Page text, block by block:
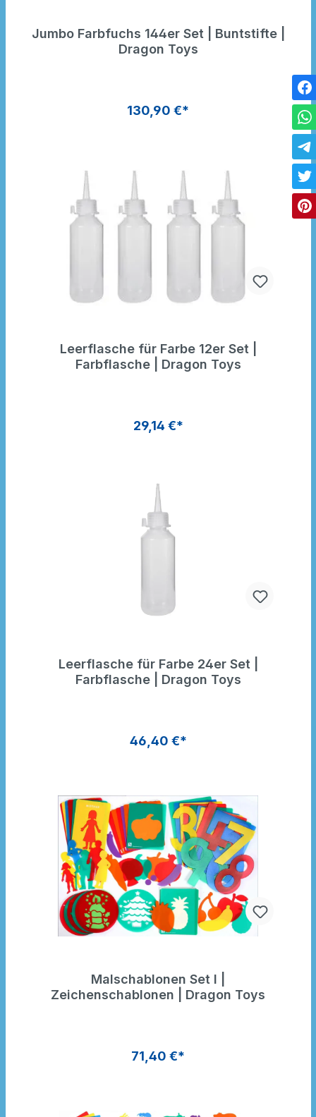
Jumbo Farbfuchs 144er Set | Buntstifte |
Dragon Toys
130,90 €*
Leerflasche für Farbe 12er Set |
Farbflasche | Dragon Toys
29,14 €*
Leerflasche für Farbe 24er Set |
Farbflasche | Dragon Toys
46,40 €*
Malschablonen Set I |
Zeichenschablonen | Dragon Toys
71,40 €*